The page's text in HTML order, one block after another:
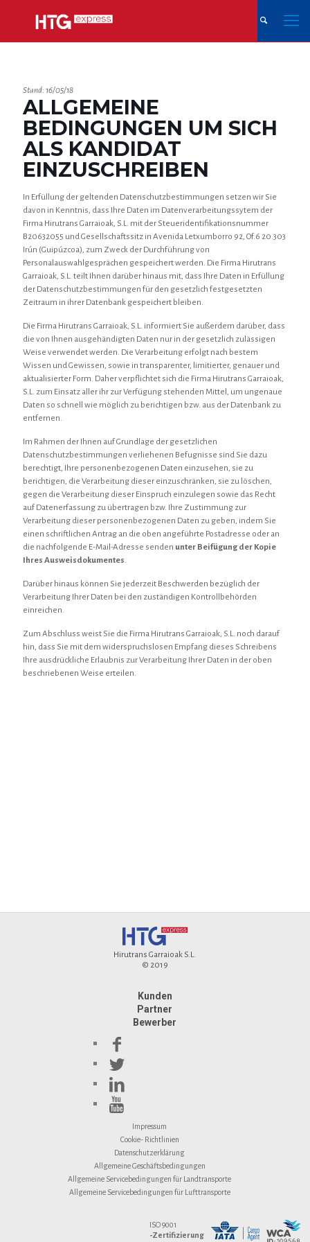
Stand: 16/05/18
ALLGEMEINE
BEDINGUNGEN UM SICH
ALS KANDIDAT
EINZUSCHREIBEN
In Erfüllung der geltenden Datenschutzbestimmungen setzen wir Sie
davon in Kenntnis, dass Ihre Daten im Datenverarbeitungssytem der
Firma Hirutrans Garraioak, S.L. mit der Steueridentifikationsnummer
B20632055 und Gesellschaftssitz in Avenida Letxumborro 92, Of.6 20.303
Irún (Guipúzcoa), zum Zweck der Durchführung von
Personalauswahlgesprächen gespeichert werden. Die Firma Hirutrans
Garraioak, S.L. teilt Ihnen darüber hinaus mit, dass Ihre Daten in Erfüllung
der Datenschutzbestimmungen für den gesetzlich festgesetzten
Zeitraum in ihrer Datenbank gespeichert bleiben.
Die Firma Hirutrans Garraioak, S.L. informiert Sie außerdem darüber, dass
die von Ihnen ausgehändigten Daten nur in der gesetzlich zulässigen
Weise verwendet werden. Die Verarbeitung erfolgt nach bestem
Wissen und Gewissen, sowie in transparenter, limitierter, genauer und
aktualisierter Form. Daher verpflichtet sich die Firma Hirutrans Garraioak,
S.L. zum Einsatz aller ihr zur Verfügung stehenden Mittel, um ungenaue
Daten so schnell wie möglich zu berichtigen bzw. aus der Datenbank zu
entfernen.
Im Rahmen der Ihnen auf Grundlage der gesetzlichen
Datenschutzbestimmungen verliehenen Befugnisse sind Sie dazu
berechtigt, Ihre personenbezogenen Daten einzusehen, sie zu
berichtigen, die Verarbeitung dieser einzuschränken, sie zu löschen,
gegen die Verarbeitung dieser Einspruch einzulegen sowie das Recht
auf Datenerfassung zu übertragen bzw. Ihre Zustimmung zur
Verarbeitung dieser personenbezogenen Daten zu geben, indem Sie
einen schriftlichen Antrag an die oben angeführte Postadresse oder an
die nachfolgende E-Mail-Adresse senden unter Beifügung der Kopie
Ihres Ausweisdokumentes.
Darüber hinaus können Sie jederzeit Beschwerden bezüglich der
Verarbeitung Ihrer Daten bei den zuständigen Kontrollbehörden
einreichen.
Zum Abschluss weist Sie die Firma Hirutrans Garraioak, S.L. noch darauf
hin, dass Sie mit dem widerspruchslosen Empfang dieses Schreibens
Ihre ausdrückliche Erlaubnis zur Verarbeitung Ihrer Daten in der oben
beschriebenen Weise erteilen.
Hirutrans Garraioak S.L.
© 2019
Kunden
Partner
Bewerber
Impressum
Cookie- Richtlinien
Datenschutzerklärung
Allgemeine Geschäftsbedingungen
Allgemeine Servicebedingungen für Landtransporte
Allgemeine Servicebedingungen für Lufttransporte
ISO 9001
-Zertifizierung